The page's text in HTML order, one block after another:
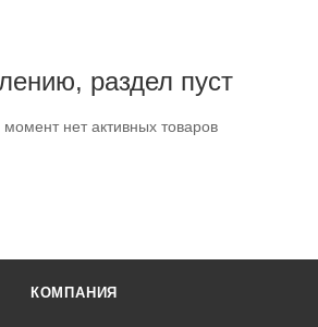
раздел пуст
нет активных товаров
КОМПАНИЯ